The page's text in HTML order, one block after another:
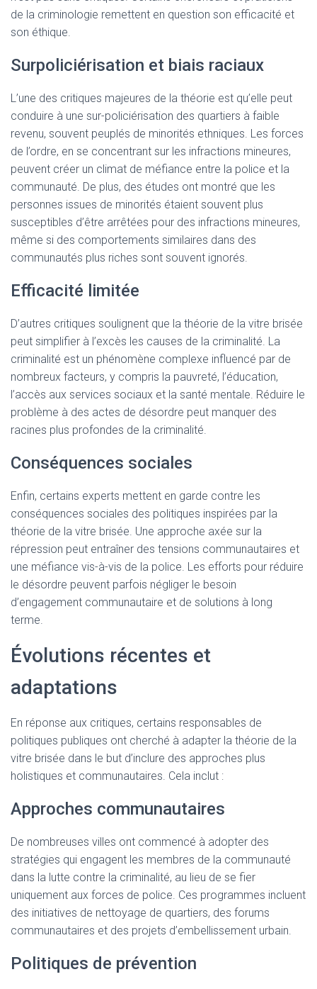
de la criminologie remettent en question son efficacité et
son éthique.
Surpoliciérisation et biais raciaux
L’une des critiques majeures de la théorie est qu’elle peut
conduire à une sur-policiérisation des quartiers à faible
revenu, souvent peuplés de minorités ethniques. Les forces
de l’ordre, en se concentrant sur les infractions mineures,
peuvent créer un climat de méfiance entre la police et la
communauté. De plus, des études ont montré que les
personnes issues de minorités étaient souvent plus
susceptibles d’être arrêtées pour des infractions mineures,
même si des comportements similaires dans des
communautés plus riches sont souvent ignorés.
Efficacité limitée
D’autres critiques soulignent que la théorie de la vitre brisée
peut simplifier à l’excès les causes de la criminalité. La
criminalité est un phénomène complexe influencé par de
nombreux facteurs, y compris la pauvreté, l’éducation,
l’accès aux services sociaux et la santé mentale. Réduire le
problème à des actes de désordre peut manquer des
racines plus profondes de la criminalité.
Conséquences sociales
Enfin, certains experts mettent en garde contre les
conséquences sociales des politiques inspirées par la
théorie de la vitre brisée. Une approche axée sur la
répression peut entraîner des tensions communautaires et
une méfiance vis-à-vis de la police. Les efforts pour réduire
le désordre peuvent parfois négliger le besoin
d’engagement communautaire et de solutions à long
terme.
Évolutions récentes et
adaptations
En réponse aux critiques, certains responsables de
politiques publiques ont cherché à adapter la théorie de la
vitre brisée dans le but d’inclure des approches plus
holistiques et communautaires. Cela inclut :
Approches communautaires
De nombreuses villes ont commencé à adopter des
stratégies qui engagent les membres de la communauté
dans la lutte contre la criminalité, au lieu de se fier
uniquement aux forces de police. Ces programmes incluent
des initiatives de nettoyage de quartiers, des forums
communautaires et des projets d’embellissement urbain.
Politiques de prévention